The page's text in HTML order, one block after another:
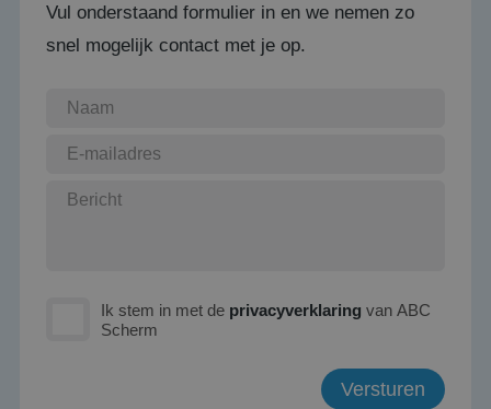
Vul onderstaand formulier in en we nemen zo
snel mogelijk contact met je op.
Ik stem in met de privacyverklaring van ABC
Scherm